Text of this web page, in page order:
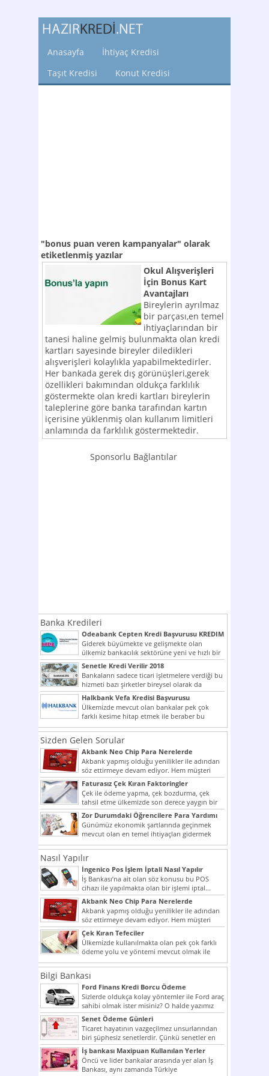
Anasayfa
İhtiyaç Kredisi
Taşıt Kredisi
Konut Kredisi
"bonus puan veren kampanyalar" olarak
etiketlenmiş yazılar
Okul Alışverişleri
İçin Bonus Kart
Avantajları
Bireylerin ayrılmaz
bir parçası,en temel
ihtiyaçlarından bir
tanesi haline gelmiş bulunmakta olan kredi
kartları sayesinde bireyler diledikleri
alışverişleri kolaylıkla yapabilmektedirler.
Her bankada gerek dış görünüşleri,gerek
özellikleri bakımından oldukça farklılık
göstermekte olan kredi kartları bireylerin
taleplerine göre banka tarafından kartın
içerisine yüklenmiş olan kullanım limitleri
anlamında da farklılık göstermektedir.
Sponsorlu Bağlantılar
Banka Kredileri
Odeabank Cepten Kredi Başvurusu KREDIM
8444
Giderek büyümekte ve gelişmekte olan
ülkemiz bankacılık sektörüne yeni ve hızlı bir
giriş yapmış olan...
Senetle Kredi Verilir 2018
Bankaların sadece ticari işletmelere verdiği bu
hizmeti bazı şirketler bireysel olarak da
vermektedir. Senetle kredi...
Halkbank Vefa Kredisi Başvurusu
Ülkemizde mevcut olan bankalar pek çok
farklı kesime hitap etmek ile beraber bu
noktada son...
Sizden Gelen Sorular
Akbank Neo Chip Para Nerelerde
Kullanılır?
Akbank yapmış olduğu yenilikler ile adından
söz ettirmeye devam ediyor. Hem müşteri
potansiyelini arttırmak hem...
Faturasız Çek Kıran Faktoringler
Çek ile ödeme yapma, çek bozdurma, çek
tahsil etme ülkemizde son derece yaygın bir
şekilde...
Zor Durumdaki Öğrencilere Para Yardımı
Günümüz ekonomik şartlarında geçinmek
mevcut olan en temel ihtiyaçları gidermek
dahi son derece zor olmak...
Nasıl Yapılır
İngenico Pos İşlem İptali Nasıl Yapılır
İş Bankası’na ait olan söz konusu bu POS
cihazı ile yapılmakta olan bir işlemi iptal...
Akbank Neo Chip Para Nerelerde
Kullanılır?
Akbank yapmış olduğu yenilikler ile adından
söz ettirmeye devam ediyor. Hem müşteri
potansiyelini arttırmak hem...
Çek Kıran Tefeciler
Ülkemizde kullanılmakta olan pek çok farklı
ödeme yolu ve yöntemi mevcut olmak ile
beraber bunlar...
Bilgi Bankası
Ford Finans Kredi Borcu Ödeme
Sizlerde oldukça kolay yöntemler ile Ford araç
sahibi olmak ister misiniz? O halde yazımız
ilginizi...
Senet Ödeme Günleri
Ticaret hayatının vazgeçilmez unsurlarından
biri şüphesiz senetlerdir. Çünkü senetler en
çok kullanılan ödeme araçlarıdır. Taksitler...
İş bankası Maxipuan Kullanılan Yerler
Öncü ve lider bankalar arasında yer alan İş
Bankası, aynı zamanda Türkiye